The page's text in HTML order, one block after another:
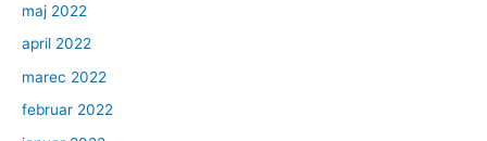
maj 2022
april 2022
marec 2022
februar 2022